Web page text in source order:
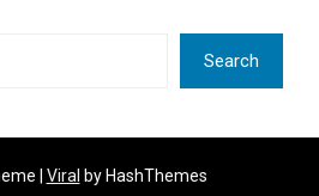
Search
| Viral by HashThemes